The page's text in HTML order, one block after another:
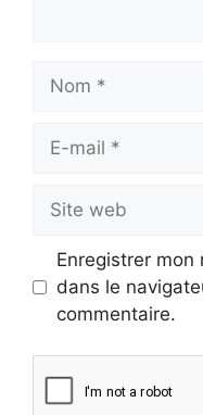
mail
web
Enregistrer
dans le
commentaire.